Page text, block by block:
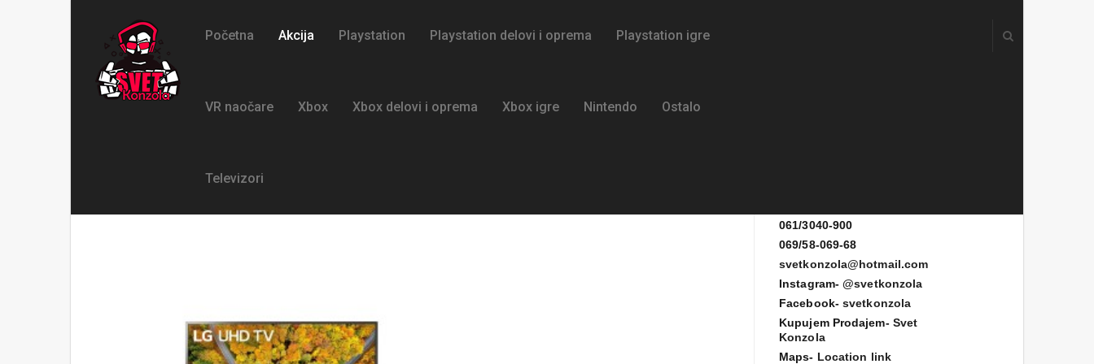
Početna Akcija Playstation Playstation delovi i oprema Playstation igre
VR naočare Xbox Xbox delovi i oprema Xbox igre Nintendo Ostalo
Televizori
061/3040-900
069/58-069-68
svetkonzola@hotmail.com
Instagram-@svetkonzola
Facebook- svetkonzola
Kupujem Prodajem- Svet
Konzola
Maps- Location link